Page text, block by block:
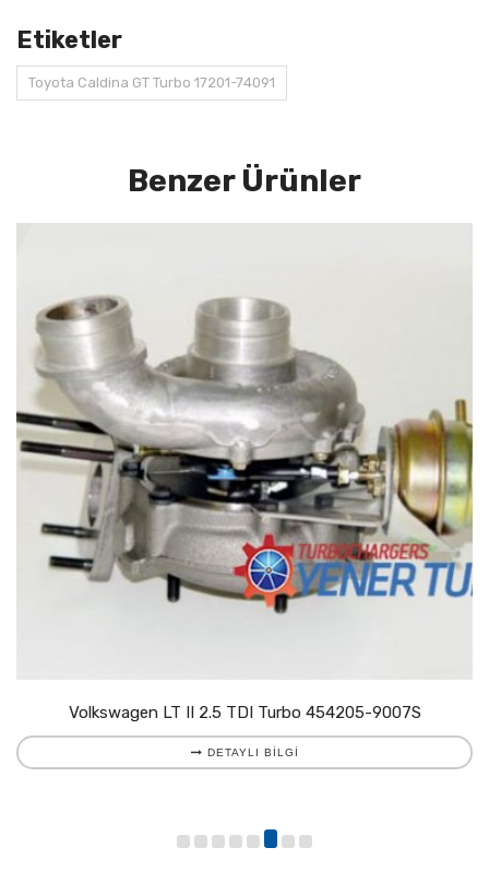
Etiketler
Toyota Caldina GT Turbo 17201-74091
Benzer Ürünler
Volkswagen LT II 2.5 TDI Turbo 454205-9007S
DETAYLI BILGI